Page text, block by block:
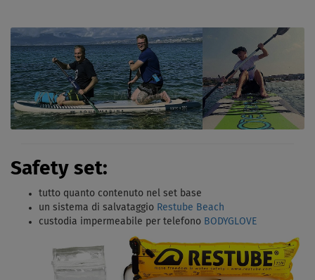
Safety set:
tutto quanto contenuto nel set base
un sistema di salvataggio Restube Beach
custodia impermeabile per telefono BODYGLOVE